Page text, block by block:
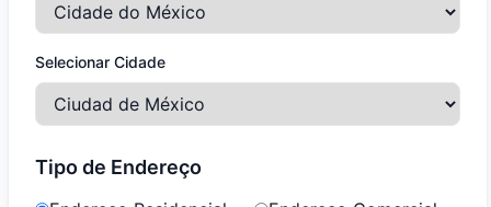
Selecionar Cidade
Tipo de Endereço